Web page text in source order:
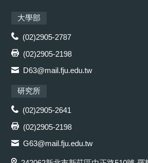
大學部
(02)2905-2787
(02)2905-2198
D63@mail.fju.edu.tw
研究所
(02)2905-2641
(02)2905-2198
G63@mail.fju.edu.tw